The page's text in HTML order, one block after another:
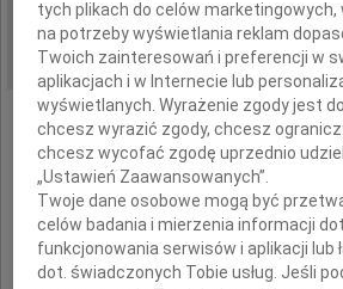
REGION: Warszawa
DATA EMISJI: 21.04.2010
wyrazy
tych plikach do celów
na potrzeby wyświetlania reklam
Twoich zainteresowań i preferencji w
aplikacjach i w Internecie lub
wyświetlanych. Wyrażenie zgody jest
chcesz wyrazić zgody, chcesz
chcesz wycofać zgodę uprzednio
„Ustawień Zaawansowanych”.
Twoje dane osobowe mogą być
celów badania i mierzenia informacji
funkcjonowania serwisów i aplikacji lub
dot. świadczonych Tobie usług. Jeśli